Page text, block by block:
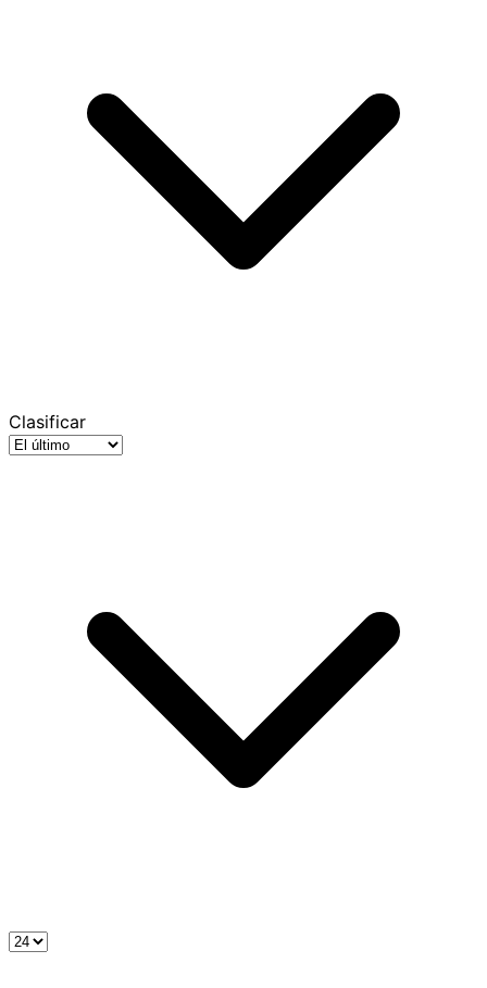
Clasificar